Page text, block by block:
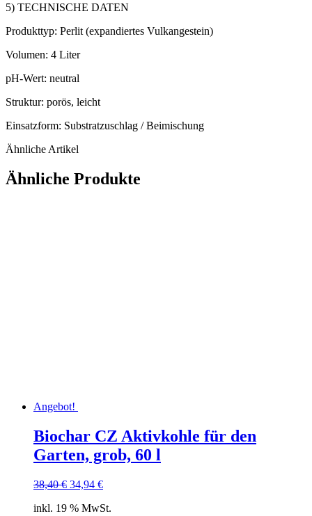
5) TECHNISCHE DATEN
Produkttyp: Perlit (expandiertes Vulkangestein)
Volumen: 4 Liter
pH-Wert: neutral
Struktur: porös, leicht
Einsatzform: Substratzuschlag / Beimischung
Ähnliche Artikel
Ähnliche Produkte
Angebot!
Biochar CZ Aktivkohle für den
Garten, grob, 60 l
38,40€ Ursprünglicher
war:
34,94 €Aktueller
ist:
inkl. 19 % MwSt.